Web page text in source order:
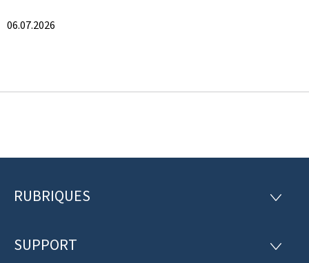
06.07.2026
P
e
RUBRIQUES
R
R
SUPPORT
S